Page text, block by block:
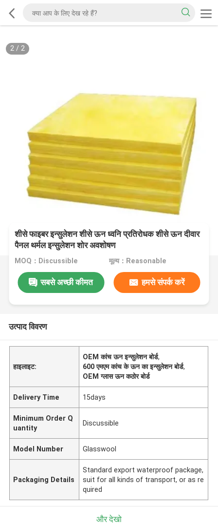
2/ 2
शीसे फाइबर इन्सुलेशन शीसे ऊन ध्वनि प्रतिरोधक शीसे ऊन दीवार
पैनल थर्मल इन्सुलेशन शोर अवशोषण
MOQ：Discussible मूल्य：Reasonable
सबसे अच्छी कीमत हमसे संपर्क करें
उत्पाद विवरण
हाइलाइट:
OEM कांच ऊन इन्सुलेशन बोर्ड,
600 एमएम कांच के ऊन का इन्सुलेशन बोर्ड,
OEM ग्लास ऊन कठोर बोर्ड
Delivery Time 15days
Minimum Order Q
uantity
Discussible
Model Number Glasswool
Packaging Details
Standard export waterproof package,
suit for all kinds of transport, or as re
quired
और देखो